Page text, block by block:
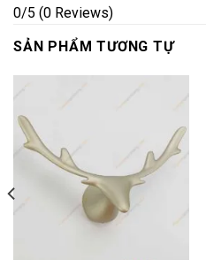
0/5 (0 Reviews)
SẢN PHẨM TƯƠNG TỰ